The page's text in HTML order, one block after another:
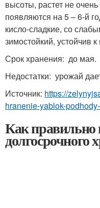
высоты, растет не
появляются на 5 – 6-й
кисло-сладкие, со
зимостойкий, устойчив
Срок хранения: до мая.
Недостатки: урожай
Источник: https://
hranenie-yablok-
Как правильно
долгосрочного